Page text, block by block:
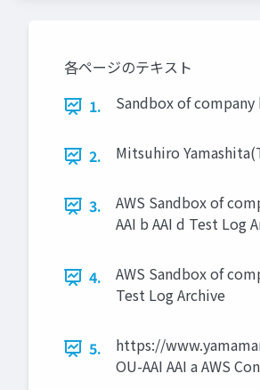
各ページのテキスト
1.
Sandbox of
2. Mitsuhiro
3.
AWS Sandbox of
AAI b AAI d Test Log
4.
AWS Sandbox of
Test Log Archive
5.
https://
OU-AAI AAI a AWS